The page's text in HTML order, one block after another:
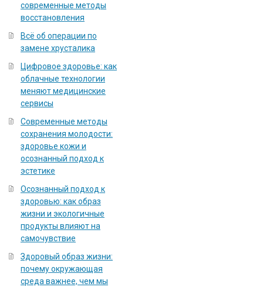
современные методы
восстановления
Всё об операции по
замене хрусталика
Цифровое здоровье: как
облачные технологии
меняют медицинские
сервисы
Современные методы
сохранения молодости:
здоровье кожи и
осознанный подход к
эстетике
Осознанный подход к
здоровью: как образ
жизни и экологичные
продукты влияют на
самочувствие
Здоровый образ жизни:
почему окружающая
среда важнее, чем мы